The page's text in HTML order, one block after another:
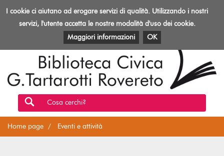
Toggle
Biblioteca
Rovereto
EVENTI E ATTIVITÀ PATRIMONIO E RISORSE
Cosa cerchi?
Home page Eventi e attività
I cookie ci aiutano ad erogare servizi di qualità. Utilizzando i nostri
servizi, l'utente accetta le nostre modalità d'uso dei cookie.
Maggiori informazioni
OK